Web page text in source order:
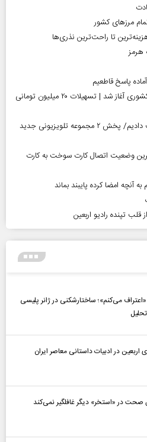
تا راحت‌ترین نذری‌ها
پاسخ قاطعیم
ثبت‌نام وام اربعین بازنشستگان کشوری آغاز شد | تسهیلات ۲۰ میلیون تومانی
هنرمند منحصر‌به‌فردی را از دست دادیم/ پخش ۲ مجموعه تلویزیونی جدید
| آخرین وضعیت اتصال کارت سوخت به کارت
آنچه امضا کرده پایبند بماند
قلب تپنده رادیو اربعین
می‌کنم»؛ ساختارشکنی در ژانر پلیسی
اربعین در ادبیات داستانی معاصر ایران
در «استخر» دیگر غافلگیر نمی‌کند